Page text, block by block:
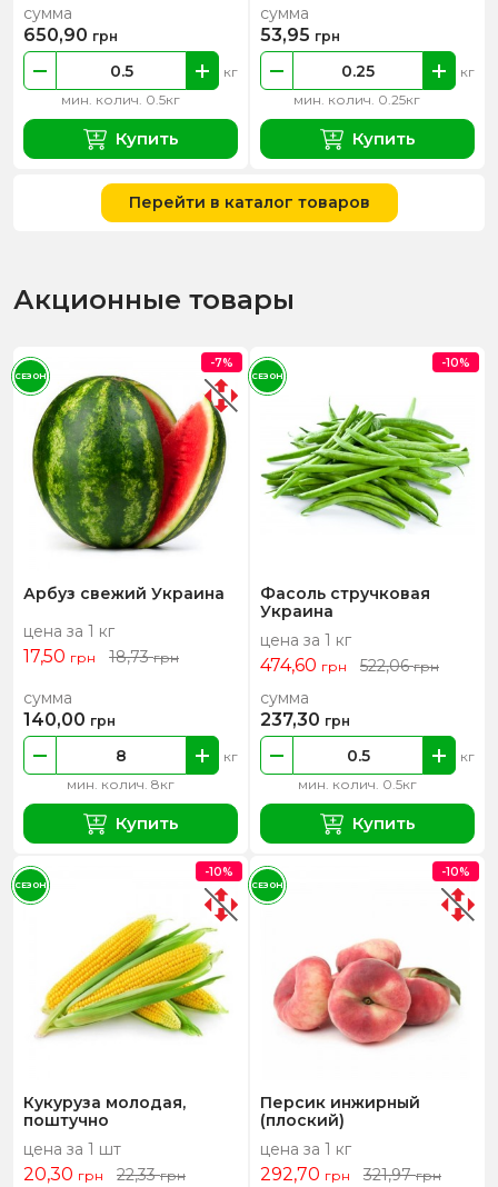
мин. колич. 0.5кг
кг
сумма
650,90 грн
Купить
мин. колич. 0.25кг
кг
сумма
53,95 грн
Купить
Перейти в каталог товаров
Акционные товары
Арбуз свежий Украина
цена за 1 кг
17,50 грн 18,73грн
мин. колич. 8кг
кг
сумма
140,00 грн
Купить
-7%
СЕЗОН
Фасоль стручковая
Украина
цена за 1 кг
474,60 грн 522,06грн
мин. колич. 0.5кг
кг
сумма
237,30 грн
Купить
-10%
СЕЗОН
Кукуруза молодая,
поштучно
цена за 1 шт
20,30 грн 22,33грн
-10%
СЕЗОН
Персик инжирный
(плоский)
цена за 1 кг
292,70 грн 321,97грн
-10%
СЕЗОН